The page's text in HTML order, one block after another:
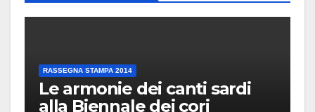
RASSEGNA STAMPA 2014
Le armonie dei canti sardi
alla Biennale dei cori